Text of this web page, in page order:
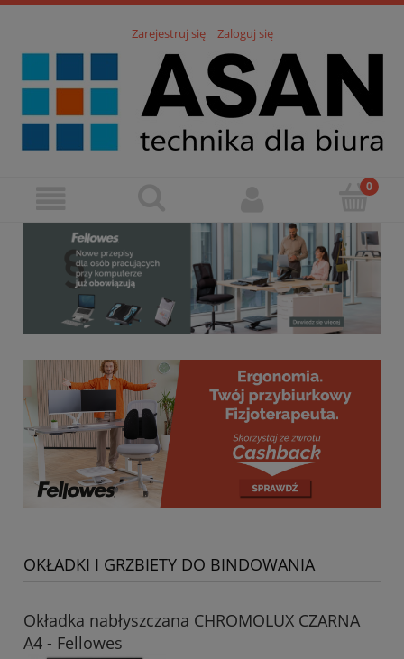
Zarejestruj się Zaloguj się
OKŁADKI I GRZBIETY DO BINDOWANIA
Okładka nabłyszczana CHROMOLUX CZARNA
A4 - Fellowes